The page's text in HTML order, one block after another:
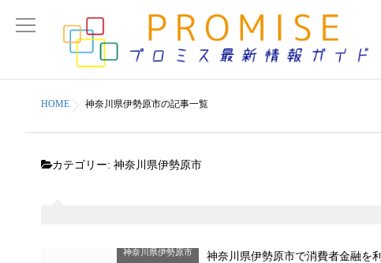
HOME 神奈川県伊勢原市の記事一覧
カテゴリー: 神奈川県伊勢原市
神奈川県伊勢原市 神奈川県伊勢原市で消費者金融を